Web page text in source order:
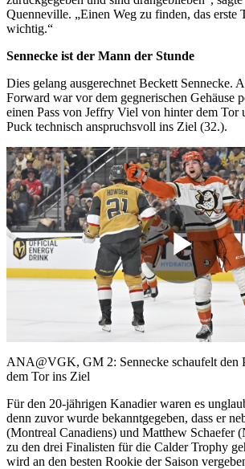
Quenneville. „Einen Weg zu finden, das erste
wichtig.“
Sennecke ist der Mann der Stunde
Dies gelang ausgerechnet Beckett Sennecke.
Forward war vor dem gegnerischen Gehäuse
einen Pass von Jeffry Viel von hinter dem Tor
Puck technisch anspruchsvoll ins Ziel (32.).
ANA@VGK, GM 2: Sennecke schaufelt den
dem Tor ins Ziel
Für den 20-jährigen Kanadier waren es
denn zuvor wurde bekanntgegeben, dass er
(Montreal Canadiens) und Matthew Schaefer
zu den drei Finalisten für die Calder Trophy
wird an den besten Rookie der Saison